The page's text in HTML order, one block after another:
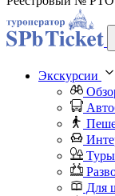
Экскурсии
Туры
Для